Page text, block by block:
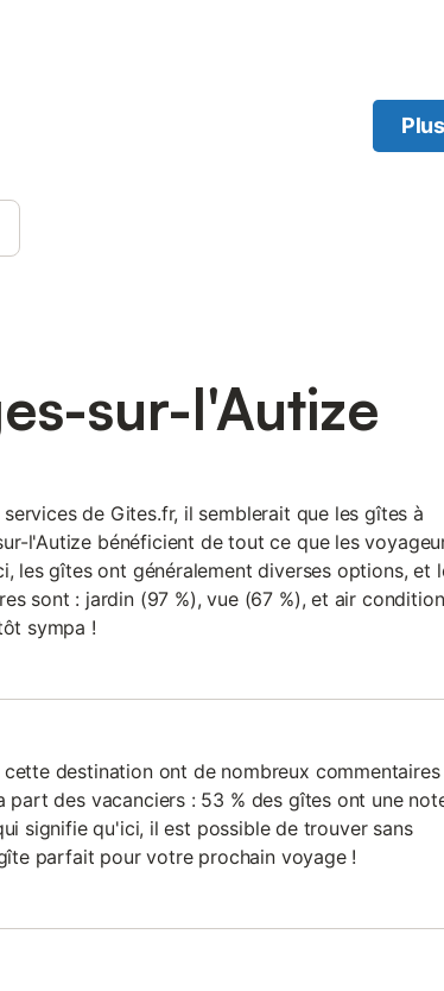
sur-l'Autize
de Gites.fr, il semblerait que les gîtes à
l'Autize bénéficient de tout ce que les
les gîtes ont généralement diverses options, et
sont : jardin (97 %), vue (67 %), et air
sympa !
cette destination ont de nombreux commentaires
part des vacanciers : 53 % des gîtes ont une
signifie qu'ici, il est possible de trouver sans
parfait pour votre prochain voyage !